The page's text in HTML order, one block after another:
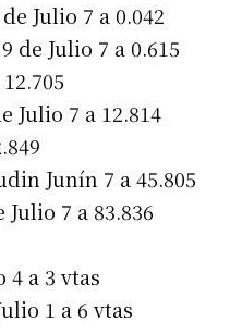
Julio 7 a 0.042
de Julio 7 a 0.615
Julio 7 a 12.814
Junín 7 a 45.805
Julio 7 a 83.836
4 a 3 vtas
1 a 6 vtas